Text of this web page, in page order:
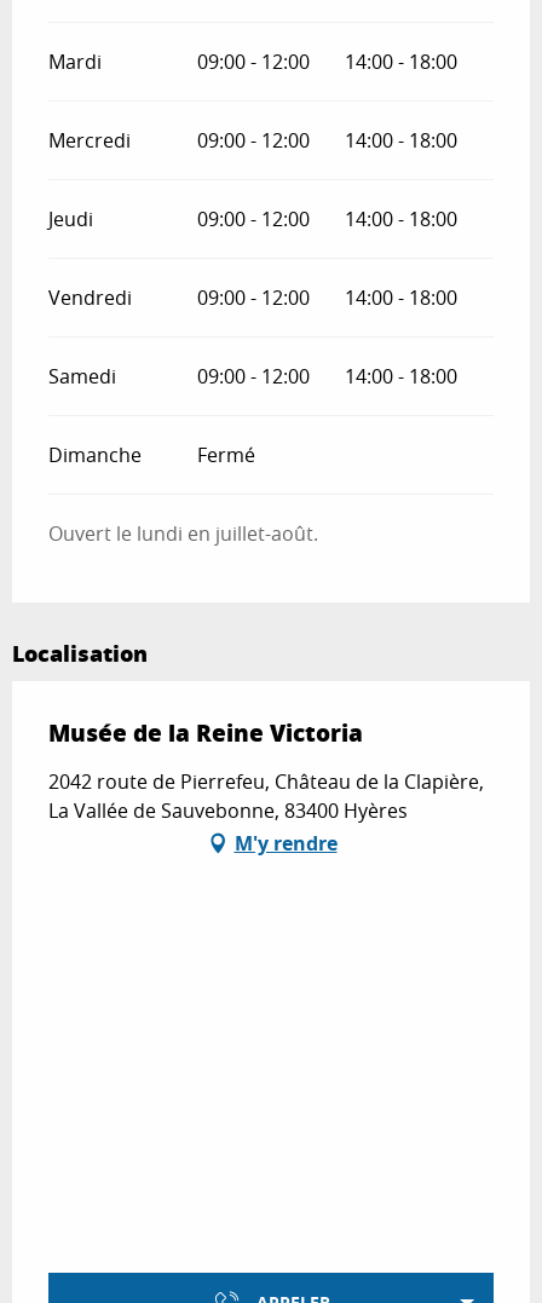
Mardi 09:00 - 12:00 14:00 - 18:00
Mercredi 09:00 - 12:00 14:00 - 18:00
Jeudi 09:00 - 12:00 14:00 - 18:00
Vendredi 09:00 - 12:00 14:00 - 18:00
Samedi 09:00 - 12:00 14:00 - 18:00
Dimanche Fermé
Ouvert le lundi en juillet-août.
Localisation
Musée de la Reine Victoria
2042 route de Pierrefeu, Château de la Clapière,
La Vallée de Sauvebonne, 83400 Hyères
M'y rendre